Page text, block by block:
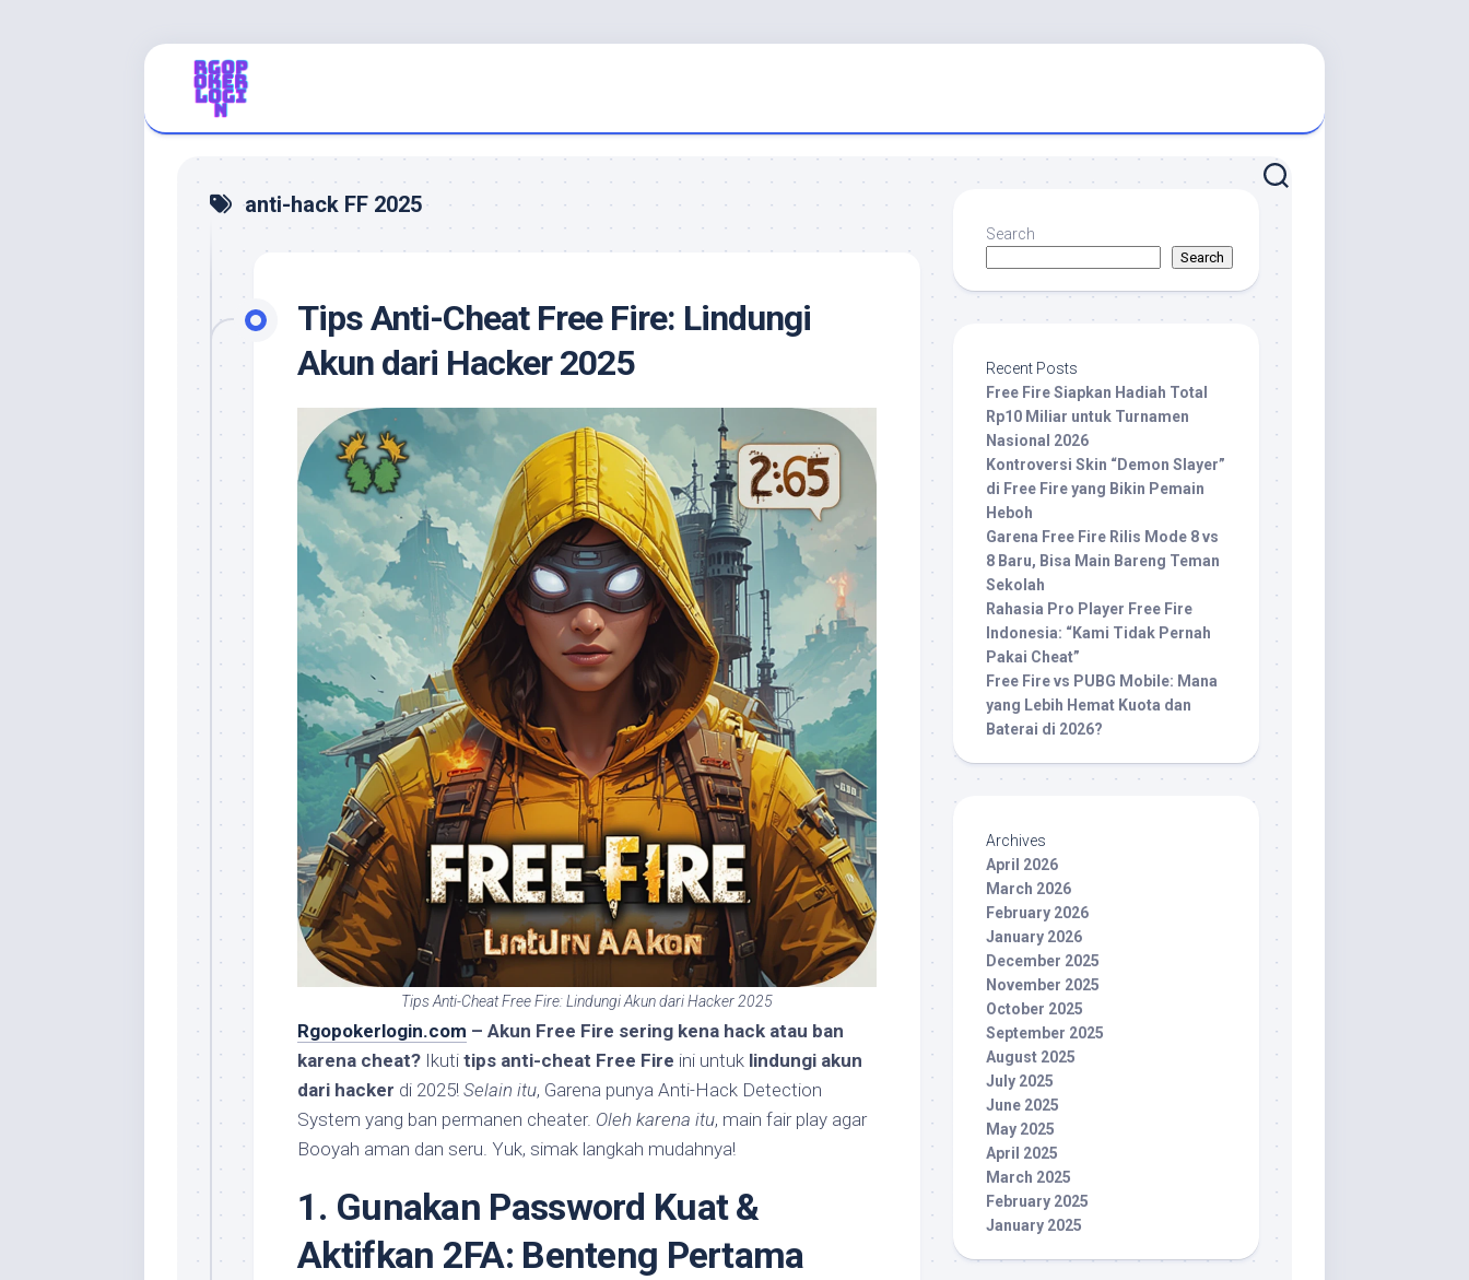
anti-hack FF 2025
Tips Anti-Cheat Free Fire: Lindungi
Akun dari Hacker 2025
Tips Anti-Cheat Free Fire: Lindungi Akun dari Hacker 2025
Rgopokerlogin.com – Akun Free Fire sering kena hack atau ban
karena cheat? Ikuti tips anti-cheat Free Fire ini untuk lindungi akun
dari hacker di 2025! Selain itu, Garena punya Anti-Hack Detection
System yang ban permanen cheater. Oleh karena itu, main fair play agar
Booyah aman dan seru. Yuk, simak langkah mudahnya!
1. Gunakan Password Kuat &
Aktifkan 2FA: Benteng Pertama
Search
Search
Recent Posts
Free Fire Siapkan Hadiah Total
Rp10 Miliar untuk Turnamen
Nasional 2026
Kontroversi Skin “Demon Slayer”
di Free Fire yang Bikin Pemain
Heboh
Garena Free Fire Rilis Mode 8 vs
8 Baru, Bisa Main Bareng Teman
Sekolah
Rahasia Pro Player Free Fire
Indonesia: “Kami Tidak Pernah
Pakai Cheat”
Free Fire vs PUBG Mobile: Mana
yang Lebih Hemat Kuota dan
Baterai di 2026?
Archives
April 2026
March 2026
February 2026
January 2026
December 2025
November 2025
October 2025
September 2025
August 2025
July 2025
June 2025
May 2025
April 2025
March 2025
February 2025
January 2025